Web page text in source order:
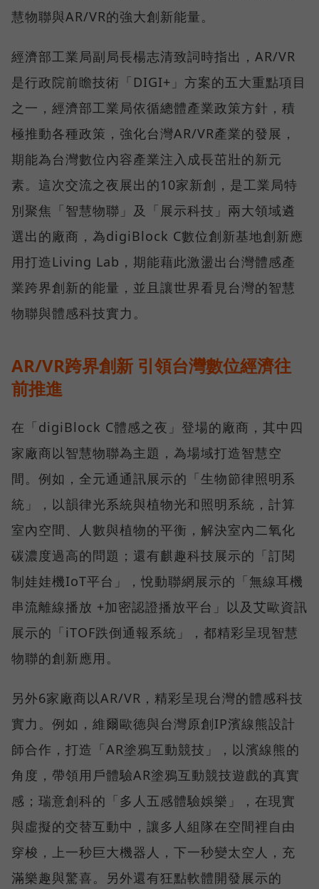
慧物聯與AR/VR的強大創新能量。
經濟部工業局副局長楊志清致詞時指出，AR/VR
是行政院前瞻技術「DIGI+」方案的五大重點項目
之一，經濟部工業局依循總體產業政策方針，積
極推動各種政策，強化台灣AR/VR產業的發展，
期能為台灣數位內容產業注入成長茁壯的新元
素。這次交流之夜展出的10家新創，是工業局特
別聚焦「智慧物聯」及「展示科技」兩大領域遴
選出的廠商，為digiBlock C數位創新基地創新應
用打造Living Lab，期能藉此激盪出台灣體感產
業跨界創新的能量，並且讓世界看見台灣的智慧
物聯與體感科技實力。
AR/VR跨界創新 引領台灣數位經濟往
前推進
在「digiBlock C體感之夜」登場的廠商，其中四
家廠商以智慧物聯為主題，為場域打造智慧空
間。例如，全元通通訊展示的「生物節律照明系
統」，以韻律光系統與植物光和照明系統，計算
室內空間、人數與植物的平衡，解決室內二氧化
碳濃度過高的問題；還有麒趣科技展示的「訂閱
制娃娃機IoT平台」，悅動聯網展示的「無線耳機
串流離線播放 +加密認證播放平台」以及艾歐資訊
展示的「iTOF跌倒通報系統」，都精彩呈現智慧
物聯的創新應用。
另外6家廠商以AR/VR，精彩呈現台灣的體感科技
實力。例如，維爾歐德與台灣原創IP濱線熊設計
師合作，打造「AR塗鴉互動競技」，以濱線熊的
角度，帶領用戶體驗AR塗鴉互動競技遊戲的真實
感；瑞意創科的「多人五感體驗娛樂」，在現實
與虛擬的交替互動中，讓多人組隊在空間裡自由
穿梭，上一秒巨大機器人，下一秒變太空人，充
滿樂趣與驚喜。另外還有狂點軟體開發展示的